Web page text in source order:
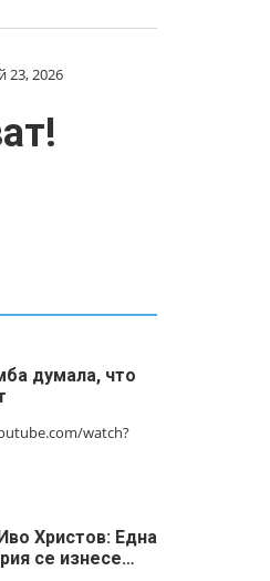
23, 2026
думала, что
watch?
Христов: Една
се изнесе…